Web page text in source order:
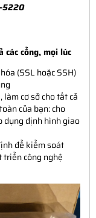
5220
cổng, mọi lúc
(SSL hoặc SSH)
cơ sở cho tất cả
của bạn: cho
dụng định hình giao
để kiểm soát
triển công nghệ